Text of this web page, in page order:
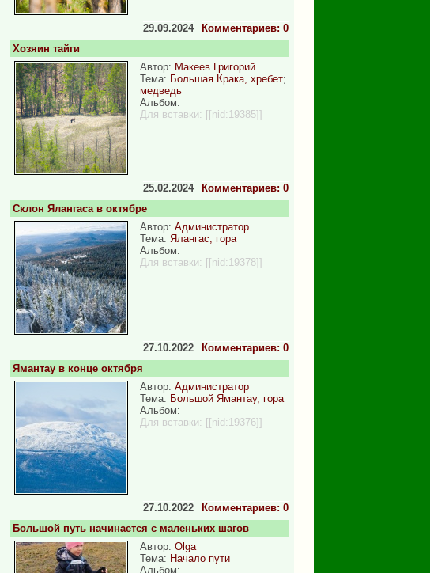
Комментариев: 0
29.09.2024
Хозяин тайги
Автор: Макеев Григорий
Тема: Большая Крака, хребет;
медведь
Альбом:
Для вставки: [[nid:19385]]
Комментариев: 0
25.02.2024
Склон Ялангаса в октябре
Автор: Администратор
Тема: Ялангас, гора
Альбом:
Для вставки: [[nid:19378]]
Комментариев: 0
27.10.2022
Ямантау в конце октября
Автор: Администратор
Тема: Большой Ямантау, гора
Альбом:
Для вставки: [[nid:19376]]
Комментариев: 0
27.10.2022
Большой путь начинается с маленьких шагов
Автор: Olga
Тема: Начало пути
Альбом: